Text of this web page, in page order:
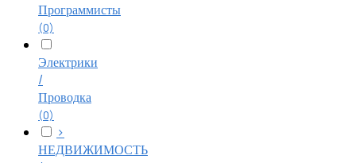
Программисты
(0)
Электрики
/
Проводка
(0)
>
НЕДВИЖИМОСТЬ